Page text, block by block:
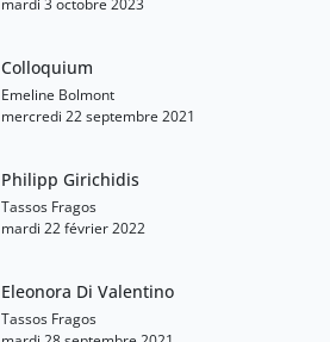
mardi 3 octobre 2023
Colloquium
Emeline Bolmont
mercredi 22 septembre 2021
Philipp Girichidis
Tassos Fragos
mardi 22 février 2022
Eleonora Di Valentino
Tassos Fragos